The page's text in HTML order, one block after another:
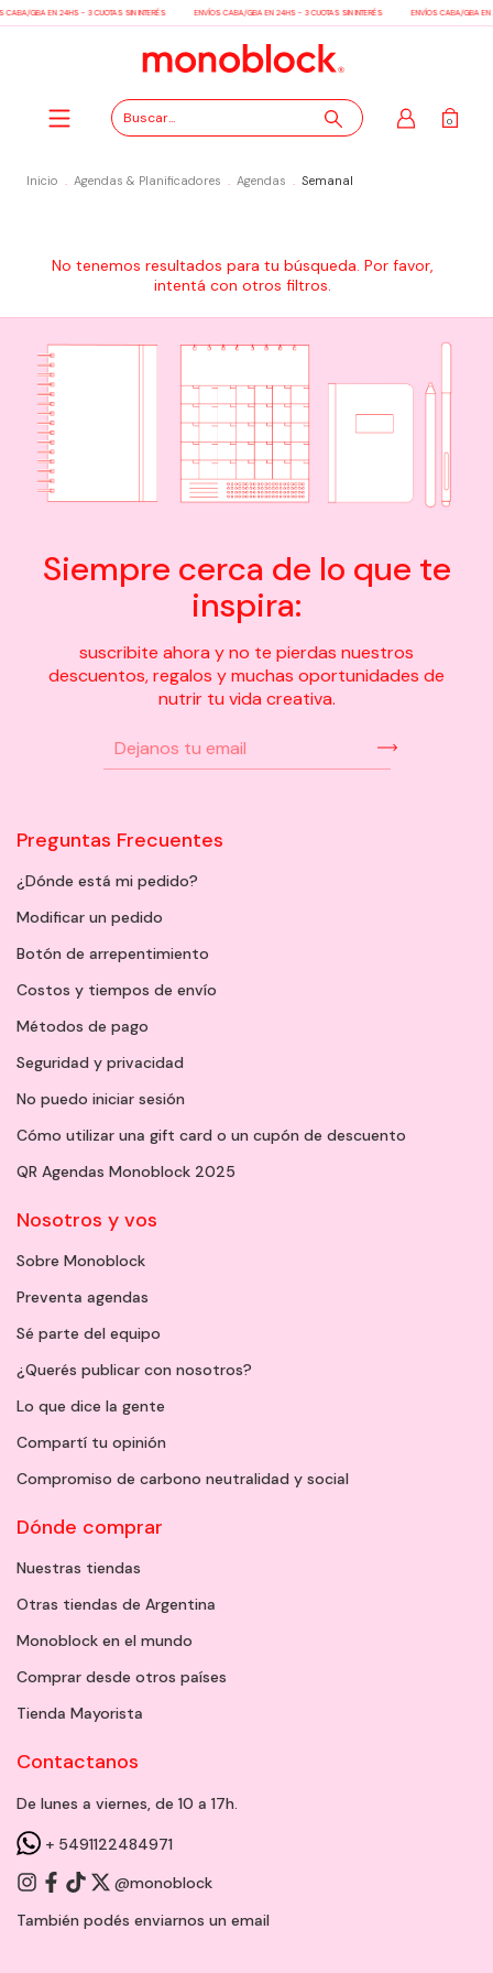
CABA/GBA EN 24HS - 3 CUOTAS SIN INTERÉS ENVÍOS CABA/GBA EN 24HS - 3 CUOTAS SIN INTERÉS ENVÍOS CABA/GBA EN
0
Inicio . Agendas & Planificadores . Agendas . Semanal
No tenemos resultados para tu búsqueda. Por favor,
intentá con otros filtros.
Siempre cerca de lo que te
inspira:
suscribite ahora y no te pierdas nuestros
descuentos, regalos y muchas oportunidades de
nutrir tu vida creativa.
Preguntas Frecuentes
¿Dónde está mi pedido?
Modificar un pedido
Botón de arrepentimiento
Costos y tiempos de envío
Métodos de pago
Seguridad y privacidad
No puedo iniciar sesión
Cómo utilizar una gift card o un cupón de descuento
QR Agendas Monoblock 2025
Nosotros y vos
Sobre Monoblock
Preventa agendas
Sé parte del equipo
¿Querés publicar con nosotros?
Lo que dice la gente
Compartí tu opinión
Compromiso de carbono neutralidad y social
Dónde comprar
Nuestras tiendas
Otras tiendas de Argentina
Monoblock en el mundo
Comprar desde otros países
Tienda Mayorista
Contactanos
De lunes a viernes, de 10 a 17h.
+ 5491122484971
@monoblock
También podés enviarnos un email